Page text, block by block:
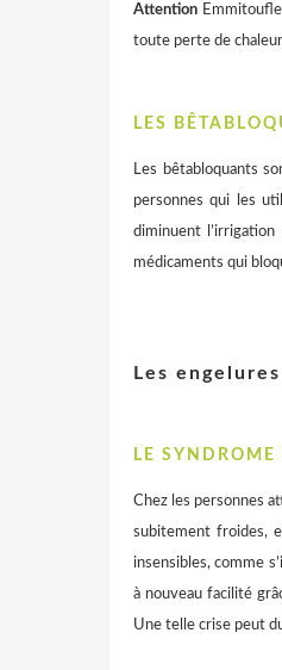
Attention
toute perte de
LES
Les bêtabloquants
personnes qui les
diminuent
médicaments qui
Les
LE
Chez les personnes
subitement froides,
insensibles, comme
à nouveau facilité
Une telle crise peut